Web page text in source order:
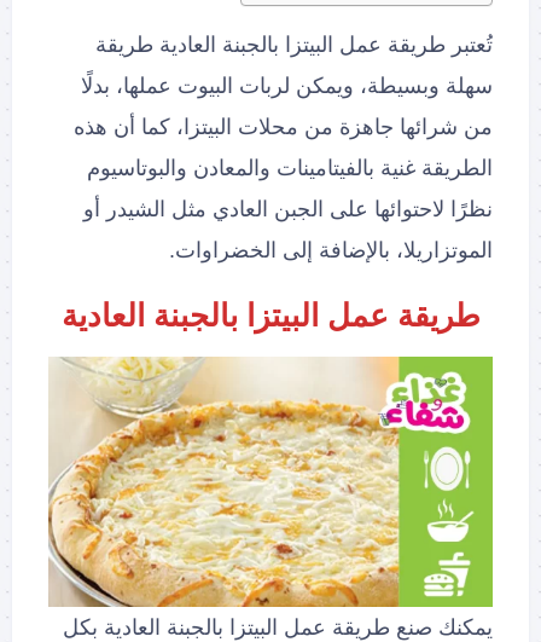
تُعتبر طريقة عمل البيتزا بالجبنة العادية طريقة
سهلة وبسيطة، ويمكن لربات البيوت عملها، بدلًا
من شرائها جاهزة من محلات البيتزا، كما أن هذه
الطريقة غنية بالفيتامينات والمعادن والبوتاسيوم
نظرًا لاحتوائها على الجبن العادي مثل الشيدر أو
الموتزاريلا، بالإضافة إلى الخضراوات.
طريقة عمل البيتزا بالجبنة العادية
يمكنك صنع طريقة عمل البيتزا بالجبنة العادية بكل